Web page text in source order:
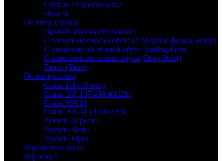
Снятые с производства
Ножны
По типу клинка
Прямой обух (normal-blade)
С вогнутым скосом обуха (Clip-point, финка, Боуи)
С завышенной линией обуха Trailing-Point
С понижением линии обуха (Drop-Point)
Танто (Tanto)
По материалам
Сталь 110х18 мшд
Сталь ЭИ-107 40Х10С2М
Сталь 95Х18
Сталь ЭИ-515 100Х13М
Рукоять Береста
Рукоять Кожа
Рукоять Орех
Водолазные часы
Корзина 0